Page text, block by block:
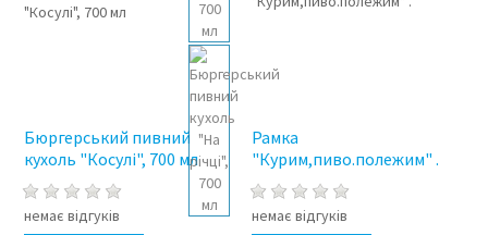
Бюргерський пивний
кухоль "Косулі", 700 мл
немає відгуків
Рамка
"Курим,пиво.полежим" .
немає відгуків